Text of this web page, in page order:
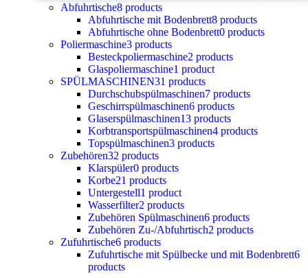
Abfuhrtische8 products
Abfuhrtische mit Bodenbrett8 products
Abfuhrtische ohne Bodenbrett0 products
Poliermaschine3 products
Besteckpoliermaschine2 products
Glaspoliermaschine1 product
SPÜLMASCHINEN31 products
Durchschubspülmaschinen7 products
Geschirrspülmaschinen6 products
Glaserspülmaschinen13 products
Korbtransportspülmaschinen4 products
Topspülmaschinen3 products
Zubehören32 products
Klarspüler0 products
Korbe21 products
Untergestell1 product
Wasserfilter2 products
Zubehören Spülmaschinen6 products
Zubehören Zu-/Abfuhrtisch2 products
Zufuhrtische6 products
Zufuhrtische mit Spülbecke und mit Bodenbrett6
products